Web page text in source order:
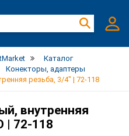
Каталог
Конекторы, адаптеры
резьба, 3/4" | 72-118
внутренняя
| 72-118